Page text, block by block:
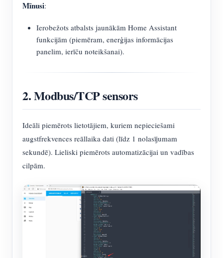
Mīnusi:
Ierobežots atbalsts jaunākām Home Assistant
funkcijām (piemēram, enerģijas informācijas
panelim, ierīču noteikšanai).
2. Modbus/TCP sensors
Ideāli piemērots lietotājiem, kuriem nepieciešami
augstfrekvences reāllaika dati (līdz 1 nolasījumam
sekundē). Lieliski piemērots automatizācijai un vadības
cilpām.